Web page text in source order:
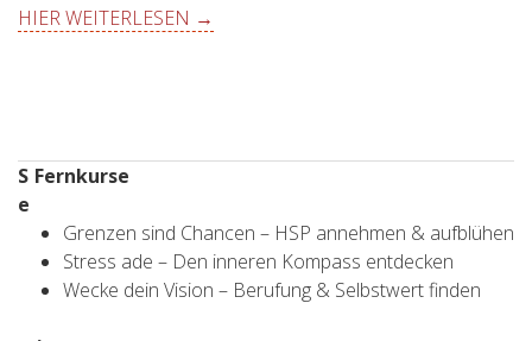
HIER WEITERLESEN →
Fernkurse
Grenzen sind Chancen – HSP annehmen & aufblühen
Stress ade – Den inneren Kompass entdecken
Wecke dein Vision – Berufung & Selbstwert finden
S
e